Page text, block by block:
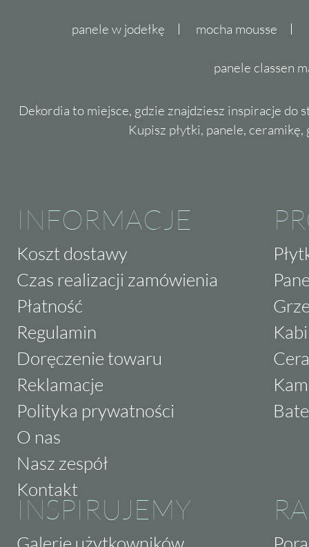
panele w jodełkę mocha mousse
panele classen
Dekordia to miejsce, gdzie znajdziesz inspiracje do
Kupisz płytki, panele,
INFORMACJE
Koszt dostawy
Czas realizacji zamówienia
Płatność
Regulamin
Doręczenie towaru
Reklamacje
Polityka prywatności
O nas
Nasz zespół
Kontakt
INSPIRUJEMY